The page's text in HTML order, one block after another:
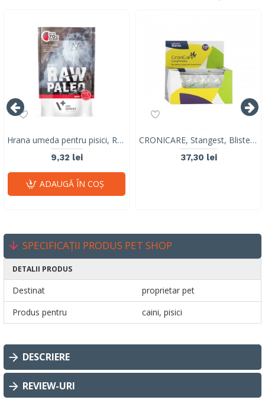
Hrana umeda pentru pisici, RAW PALEO CAT, adult, carne de vita, 100 g
9,32 lei
ADAUGĂ ÎN COŞ
CRONICARE, Stangest, Blister 8 tabs
37,30 lei
SPECIFICAȚII PRODUS PET SHOP
DETALII PRODUS
Destinat
proprietar pet
Produs pentru
caini, pisici
DESCRIERE
REVIEW-URI